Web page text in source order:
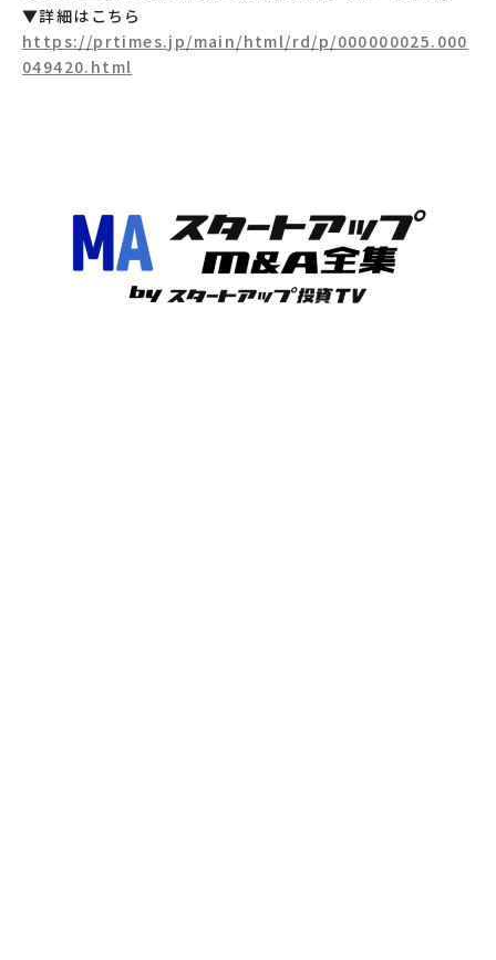
▼詳細はこちら
https://prtimes.jp/main/html/rd/p/000000025.000
049420.html